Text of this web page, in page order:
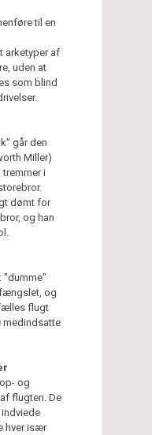
til en
arketyper af
uden at
som blind
går den
Miller)
i
dømt for
og han
"dumme"
og
flugt
medindsatte
og
flugten. De
hver især